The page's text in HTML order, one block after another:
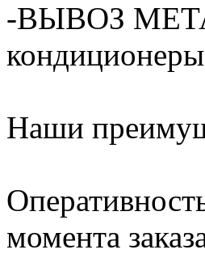
-ВЫВОЗ
Наши
момента